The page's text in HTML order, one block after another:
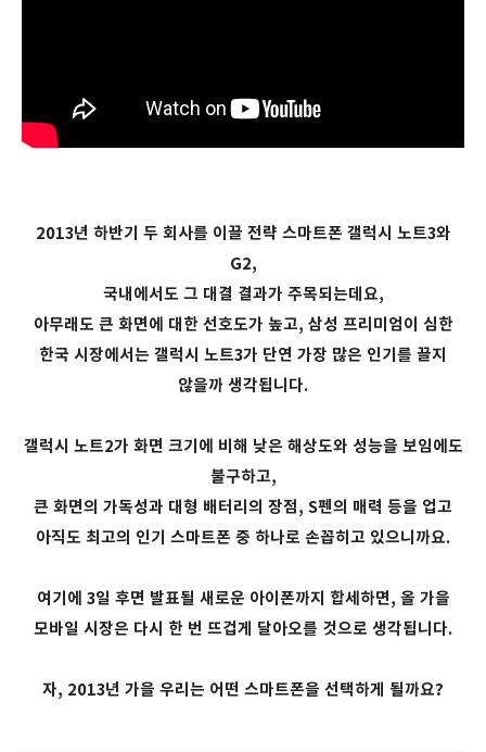
2013년 하반기 두 회사를 이끌 전략 스마트폰 갤럭시 노트3와
G2,
국내에서도 그 대결 결과가 주목되는데요,
아무래도 큰 화면에 대한 선호도가 높고, 삼성 프리미엄이 심한
한국 시장에서는 갤럭시 노트3가 단연 가장 많은 인기를 끌지
않을까 생각됩니다.
갤럭시 노트2가 화면 크기에 비해 낮은 해상도와 성능을 보임에도
불구하고,
큰 화면의 가독성과 대형 배터리의 장점, S펜의 매력 등을 업고
아직도 최고의 인기 스마트폰 중 하나로 손꼽히고 있으니까요.
여기에 3일 후면 발표될 새로운 아이폰까지 합세하면, 올 가을
모바일 시장은 다시 한 번 뜨겁게 달아오를 것으로 생각됩니다.
자, 2013년 가을 우리는 어떤 스마트폰을 선택하게 될까요?